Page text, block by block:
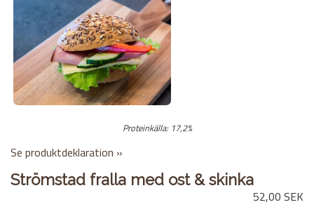
Proteinkälla: 17,2%
Se produktdeklaration »
Strömstad fralla med ost & skinka
52,00 SEK